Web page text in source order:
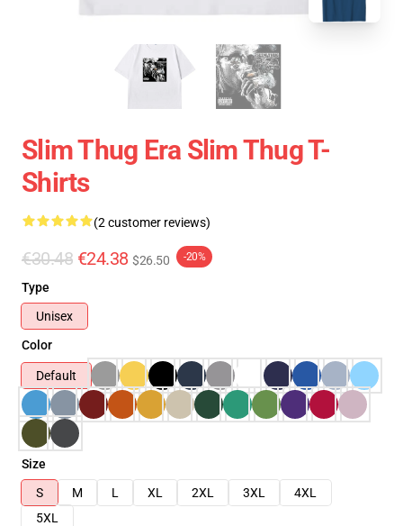
Slim Thug Era Slim Thug T-
Shirts
(2 customer reviews)
€30.48 €24.38 $26.50 -20%
Type
Unisex
Color
Default
Size
S
M L XL 2XL 3XL
4XL
5XL